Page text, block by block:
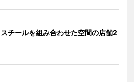
チールを組み合わせた空間の店舗2